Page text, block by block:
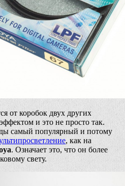
от коробок двух других
и это не просто так.
самый популярный и потому
, как на
. Означает это, что он более
свету.